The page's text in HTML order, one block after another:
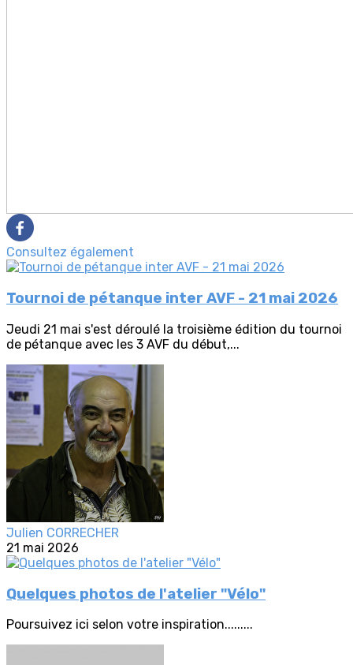
Consultez également
Tournoi de pétanque inter AVF - 21 mai 2026
Jeudi 21 mai s'est déroulé la troisième édition du tournoi
de pétanque avec les 3 AVF du début,...
Julien CORRECHER
21 mai 2026
Quelques photos de l'atelier "Vélo"
Poursuivez ici selon votre inspiration.........